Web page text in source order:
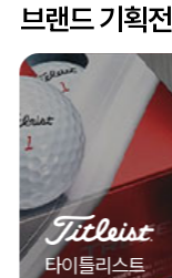
브랜드 기획전
타이틀리스트